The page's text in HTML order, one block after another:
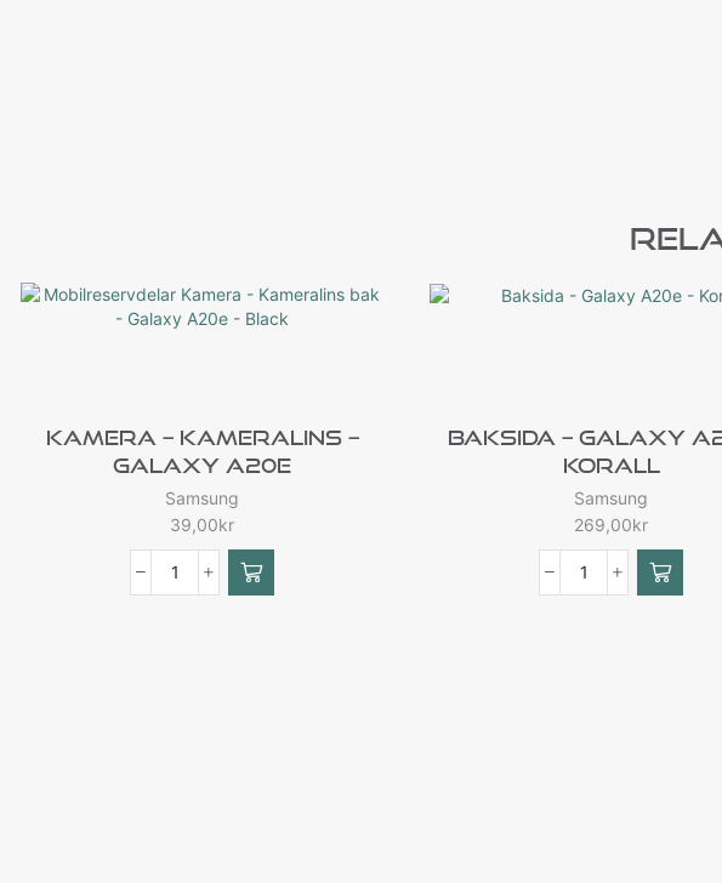
Kamera – Kameralins –
Galaxy A20e
Samsung
39,00kr
Baksida – Galaxy
Korall
Samsung
269,00kr